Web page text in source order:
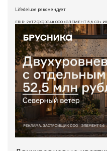
Lifedeluxe рекомендует
ERID: 2VTZQXQDG4A ООО «ЭЛЕМЕНТ 5,6 СЗ»